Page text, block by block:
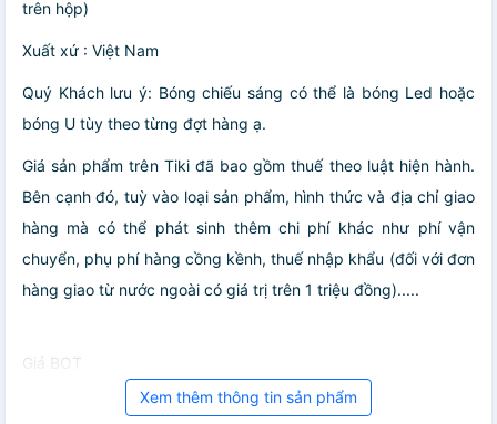
trên hộp)
Xuất xứ : Việt Nam
Quý Khách lưu ý: Bóng chiếu sáng có thể là bóng Led hoặc
bóng U tùy theo từng đợt hàng ạ.
Giá sản phẩm trên Tiki đã bao gồm thuế theo luật hiện hành.
Bên cạnh đó, tuỳ vào loại sản phẩm, hình thức và địa chỉ giao
hàng mà có thể phát sinh thêm chi phí khác như phí vận
chuyển, phụ phí hàng cồng kềnh, thuế nhập khẩu (đối với đơn
hàng giao từ nước ngoài có giá trị trên 1 triệu đồng).....
Giá BOT
Xem thêm thông tin sản phẩm